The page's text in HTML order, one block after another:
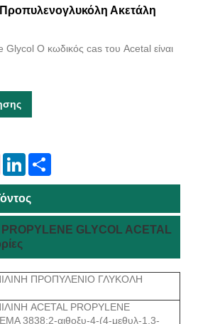
Προπυλενογλυκόλη Ακετάλη
Ο κωδικός cas του Acetal είναι
PinterestLinkedIn
GLYCOL ACETAL
ΠΡΟΠΥΛΕΝΙΟ ΓΛΥΚΟΛΗ
ACETAL PROPYLENE
3838;2-αιθοξυ-4-(4-μεθυλ-1,3-